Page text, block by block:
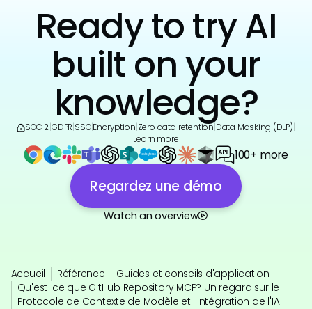
Ready to try AI
built on your
knowledge?
SOC 2 GDPR SSO|Encryption Zero data retention Data Masking (DLP)
Learn more
100+ more
Regardez une démo
Watch an overview
Accueil Référence
Guides et conseils d'application
Qu'est-ce que GitHub Repository MCP? Un regard sur le
Protocole de Contexte de Modèle et l'Intégration de l'IA